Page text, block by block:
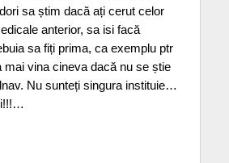
sa știm dacă ați cerut celor
anterior, sa isi facă
sa fiți prima, ca exemplu ptr
mai vina cineva dacă nu se știe
Nu sunteți singura instituie…